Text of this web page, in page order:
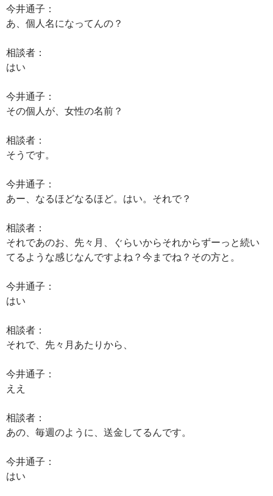
今井通子：
あ、個人名になってんの？
相談者：
はい
今井通子：
その個人が、女性の名前？
相談者：
そうです。
今井通子：
あー、なるほどなるほど。はい。それで？
相談者：
それであのお、先々月、ぐらいからそれからずーっと続い
てるような感じなんですよね？今までね？その方と。
今井通子：
はい
相談者：
それで、先々月あたりから、
今井通子：
ええ
相談者：
あの、毎週のように、送金してるんです。
今井通子：
はい